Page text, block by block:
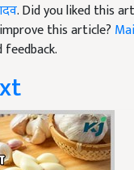
. Did you liked this
this article?